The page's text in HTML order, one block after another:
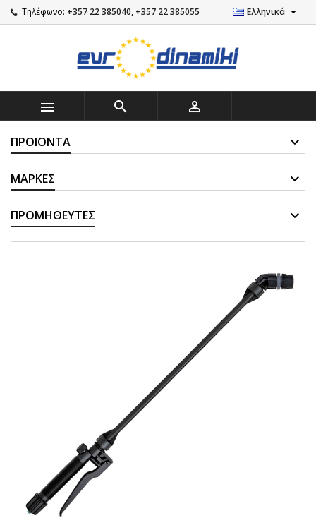
Τηλέφωνο: +357 22 385040, +357 22 385055 Ελληνικά 
  
ΠΡΟΙΌΝΤΑ
ΜΆΡΚΕΣ
ΠΡΟΜΗΘΕΥΤΈΣ